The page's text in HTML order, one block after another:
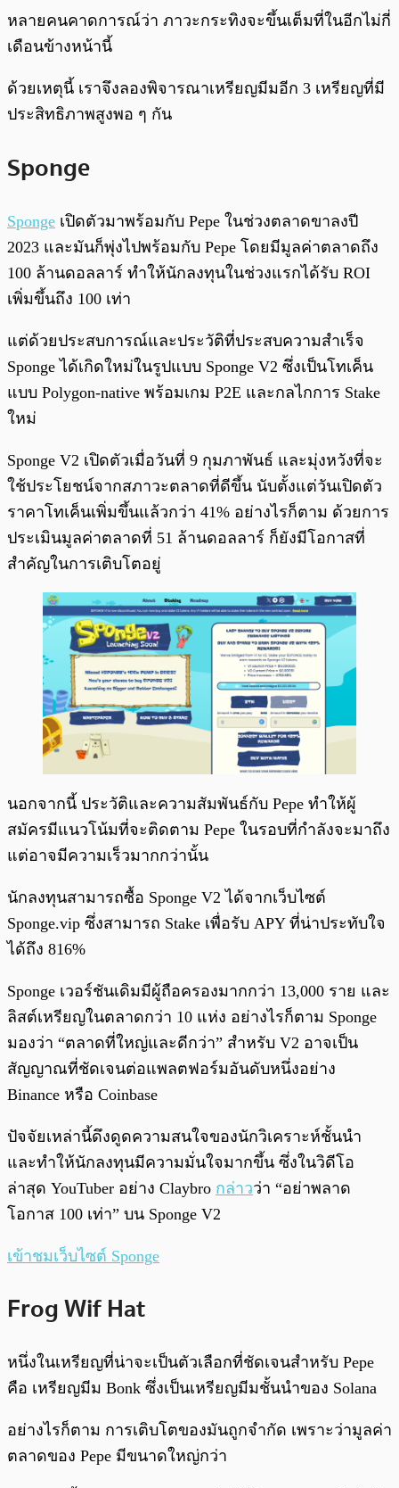
หลายคนคาดการณ์ว่า ภาวะกระทิงจะขึ้นเต็มที่ในอีกไม่กี่
เดือนข้างหน้านี้
ด้วยเหตุนี้ เราจึงลองพิจารณาเหรียญมีมอีก 3 เหรียญที่มี
ประสิทธิภาพสูงพอ ๆ กัน
Sponge
Sponge เปิดตัวมาพร้อมกับ Pepe ในช่วงตลาดขาลงปี
2023 และมันก็พุ่งไปพร้อมกับ Pepe โดยมีมูลค่าตลาดถึง
100 ล้านดอลลาร์ ทำให้นักลงทุนในช่วงแรกได้รับ ROI
เพิ่มขึ้นถึง 100 เท่า
แต่ด้วยประสบการณ์และประวัติที่ประสบความสำเร็จ
Sponge ได้เกิดใหม่ในรูปแบบ Sponge V2 ซึ่งเป็นโทเค็น
แบบ Polygon-native พร้อมเกม P2E และกลไกการ Stake
ใหม่
Sponge V2 เปิดตัวเมื่อวันที่ 9 กุมภาพันธ์ และมุ่งหวังที่จะ
ใช้ประโยชน์จากสภาวะตลาดที่ดีขึ้น นับตั้งแต่วันเปิดตัว
ราคาโทเค็นเพิ่มขึ้นแล้วกว่า 41% อย่างไรก็ตาม ด้วยการ
ประเมินมูลค่าตลาดที่ 51 ล้านดอลลาร์ ก็ยังมีโอกาสที่
สำคัญในการเติบโตอยู่
นอกจากนี้ ประวัติและความสัมพันธ์กับ Pepe ทำให้ผู้
สมัครมีแนวโน้มที่จะติดตาม Pepe ในรอบที่กำลังจะมาถึง
แต่อาจมีความเร็วมากกว่านั้น
นักลงทุนสามารถซื้อ Sponge V2 ได้จากเว็บไซต์
Sponge.vip ซึ่งสามารถ Stake เพื่อรับ APY ที่น่าประทับใจ
ได้ถึง 816%
Sponge เวอร์ชันเดิมมีผู้ถือครองมากกว่า 13,000 ราย และ
ลิสต์เหรียญในตลาดกว่า 10 แห่ง อย่างไรก็ตาม Sponge
มองว่า “ตลาดที่ใหญ่และดีกว่า” สำหรับ V2 อาจเป็น
สัญญาณที่ชัดเจนต่อแพลตฟอร์มอันดับหนึ่งอย่าง
Binance หรือ Coinbase
ปัจจัยเหล่านี้ดึงดูดความสนใจของนักวิเคราะห์ชั้นนำ
และทำให้นักลงทุนมีความมั่นใจมากขึ้น ซึ่งในวิดีโอ
ล่าสุด YouTuber อย่าง Claybro กล่าวว่า “อย่าพลาด
โอกาส 100 เท่า” บน Sponge V2
เข้าชมเว็บไซต์ Sponge
Frog Wif Hat
หนึ่งในเหรียญที่น่าจะเป็นตัวเลือกที่ชัดเจนสำหรับ Pepe
คือ เหรียญมีม Bonk ซึ่งเป็นเหรียญมีมชั้นนำของ Solana
อย่างไรก็ตาม การเติบโตของมันถูกจำกัด เพราะว่ามูลค่า
ตลาดของ Pepe มีขนาดใหญ่กว่า